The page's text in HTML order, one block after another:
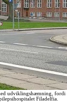
udviklingshæmning,
Filadelfia.